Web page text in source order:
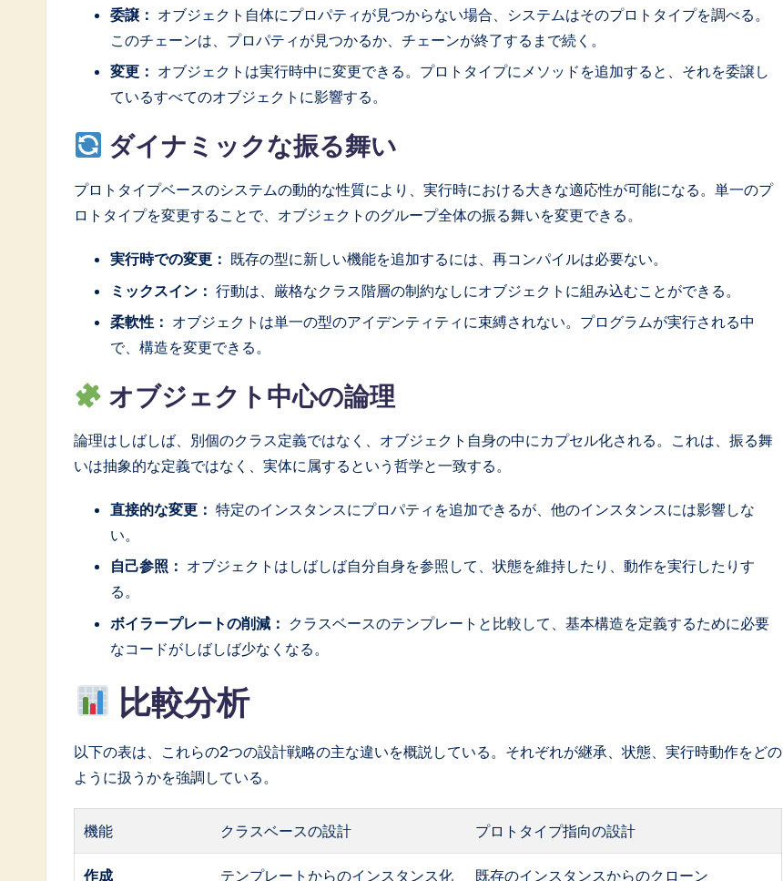
委譲： オブジェクト自体にプロパティが見つからない場合、システムはそのプロトタイプを調べる。
このチェーンは、プロパティが見つかるか、チェーンが終了するまで続く。
変更： オブジェクトは実行時中に変更できる。プロトタイプにメソッドを追加すると、それを委譲し
ているすべてのオブジェクトに影響する。
ダイナミックな振る舞い
プロトタイプベースのシステムの動的な性質により、実行時における大きな適応性が可能になる。単一のプ
ロトタイプを変更することで、オブジェクトのグループ全体の振る舞いを変更できる。
実行時での変更： 既存の型に新しい機能を追加するには、再コンパイルは必要ない。
ミックスイン： 行動は、厳格なクラス階層の制約なしにオブジェクトに組み込むことができる。
柔軟性： オブジェクトは単一の型のアイデンティティに束縛されない。プログラムが実行される中
で、構造を変更できる。
オブジェクト中心の論理
論理はしばしば、別個のクラス定義ではなく、オブジェクト自身の中にカプセル化される。これは、振る舞
いは抽象的な定義ではなく、実体に属するという哲学と一致する。
直接的な変更： 特定のインスタンスにプロパティを追加できるが、他のインスタンスには影響しな
い。
自己参照： オブジェクトはしばしば自分自身を参照して、状態を維持したり、動作を実行したりす
る。
ボイラープレートの削減： クラスベースのテンプレートと比較して、基本構造を定義するために必要
なコードがしばしば少なくなる。
比較分析
以下の表は、これらの2つの設計戦略の主な違いを概説している。それぞれが継承、状態、実行時動作をどの
ように扱うかを強調している。
機能 クラスベースの設計 プロトタイプ指向の設計
作成 テンプレートからのインスタンス化 既存のインスタンスからのクローン